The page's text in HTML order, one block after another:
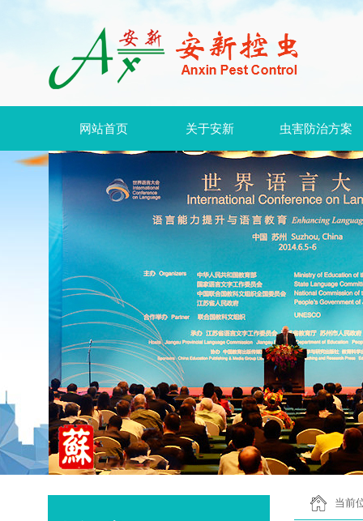
网站首页 关于安新 虫害防治方案
当前